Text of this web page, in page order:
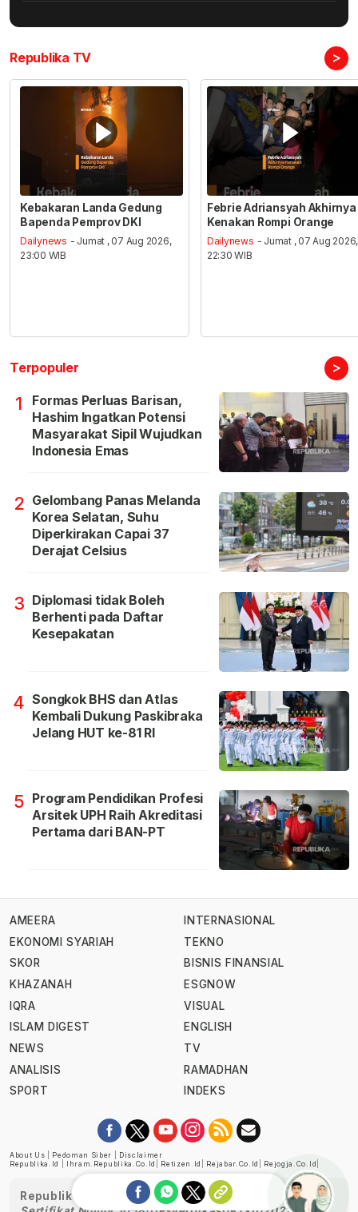
Republika TV >
Kebakaran Landa Gedung
Bapenda Pemprov DKI
Dailynews - Jumat , 07 Aug 2026,
23:00 WIB
Febrie Adriansyah Akhirnya
Kenakan Rompi Orange
Dailynews - Jumat , 07 Aug 2026,
22:30 WIB
Terpopuler >
1
Formas Perluas Barisan,
Hashim Ingatkan Potensi
Masyarakat Sipil Wujudkan
Indonesia Emas
2 Gelombang Panas Melanda
Korea Selatan, Suhu
Diperkirakan Capai 37
Derajat Celsius
3 Diplomasi tidak Boleh
Berhenti pada Daftar
Kesepakatan
4 Songkok BHS dan Atlas
Kembali Dukung Paskibraka
Jelang HUT ke-81 RI
5 Program Pendidikan Profesi
Arsitek UPH Raih Akreditasi
Pertama dari BAN-PT
AMEERA
EKONOMI SYARIAH
SKOR
KHAZANAH
IQRA
ISLAM DIGEST
NEWS
ANALISIS
SPORT
INTERNASIONAL
TEKNO
BISNIS FINANSIAL
ESGNOW
VISUAL
ENGLISH
TV
RAMADHAN
INDEKS
About Us Pedoman Siber
Disclaimer
Republika.id
Ihram.republika.co.id Retizen.id Rejabar.co.id Rejogja.co.id
Republika telah diverifikasi oleh Dewan Pers